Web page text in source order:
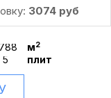
3074 руб
м2
плит